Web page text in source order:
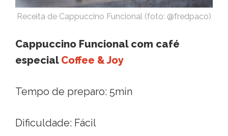
Receita de Cappuccino Funcional (foto: @fredpaco)
Cappuccino Funcional com café
especial Coffee & Joy
Tempo de preparo: 5min
Dificuldade: Fácil